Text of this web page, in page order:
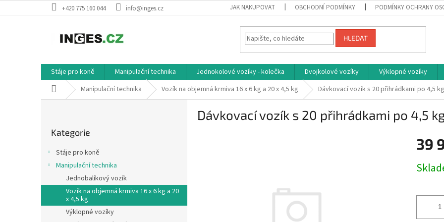
na
+420 775 160 044 info@inges.cz JAK NAKUPOVAT OBCHODNÍ PODMÍNKY PODMÍNKY OCHRANY
HLEDAT
Stáje pro koně Manipulační technika Jednokolové vozíky - kolečka Dvojkolové vozíky Výklopné vozíky
Domů Manipulační technika Vozík na objemná krmiva 16 x 6 kg a 20 x 4,5 kg Dávkovací vozík s 20 přihrádkami po 4,5 kg
p
kategorie
Kategorie
Stáje pro koně
Manipulační technika
Jednobalíkový vozík
Vozík na objemná krmiva 16 x 6 kg a 20
x 4,5 kg
Výklopné vozíky
Dávkovací vozík s 20 přihrádkami po 4,5
39
cena: